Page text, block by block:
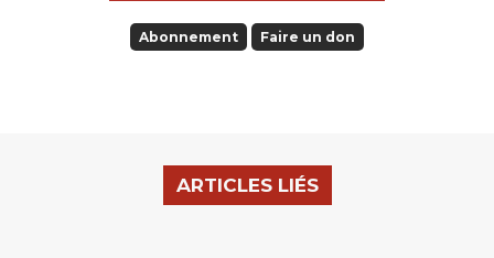
Abonnement Faire un don
ARTICLES LIÉS